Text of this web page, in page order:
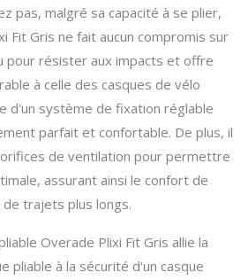
pas, malgré sa capacité à se plier,
Fit Gris ne fait aucun compromis sur
pour résister aux impacts et offre
à celle des casques de vélo
d'un système de fixation réglable
parfait et confortable. De plus, il
de ventilation pour permettre
assurant ainsi le confort de
trajets plus longs.
Overade Plixi Fit Gris allie la
pliable à la sécurité d'un casque